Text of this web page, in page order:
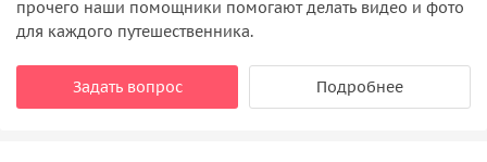
прочего наши помощники помогают делать видео и фото
для каждого путешественника.
Задать вопрос Подробнее